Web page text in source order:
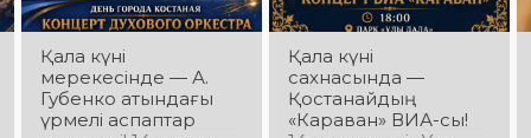
Қала күні
мерекесінде — А.
Губенко атындағы
үрмелі аспаптар
Қала күні
сахнасында —
Қостанайдың
«Караван» ВИА-сы!